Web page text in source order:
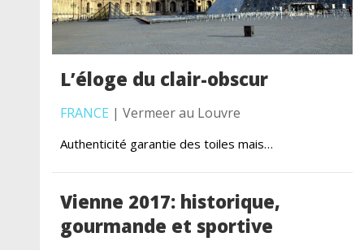
L’éloge du clair-obscur
FRANCE | Vermeer au Louvre
Authenticité garantie des toiles mais…
Vienne 2017: historique,
gourmande et sportive